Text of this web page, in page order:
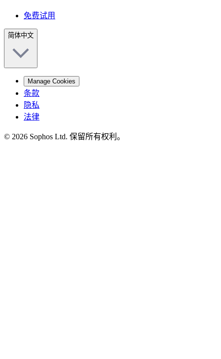
免费试用
简体中文
Manage Cookies
条款
隐私
法律
© 2026 Sophos Ltd. 保留所有权利。